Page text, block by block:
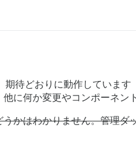
期待どおりに動作していま
に何か変更やコンポーネン
かはわかりません。管理ダ